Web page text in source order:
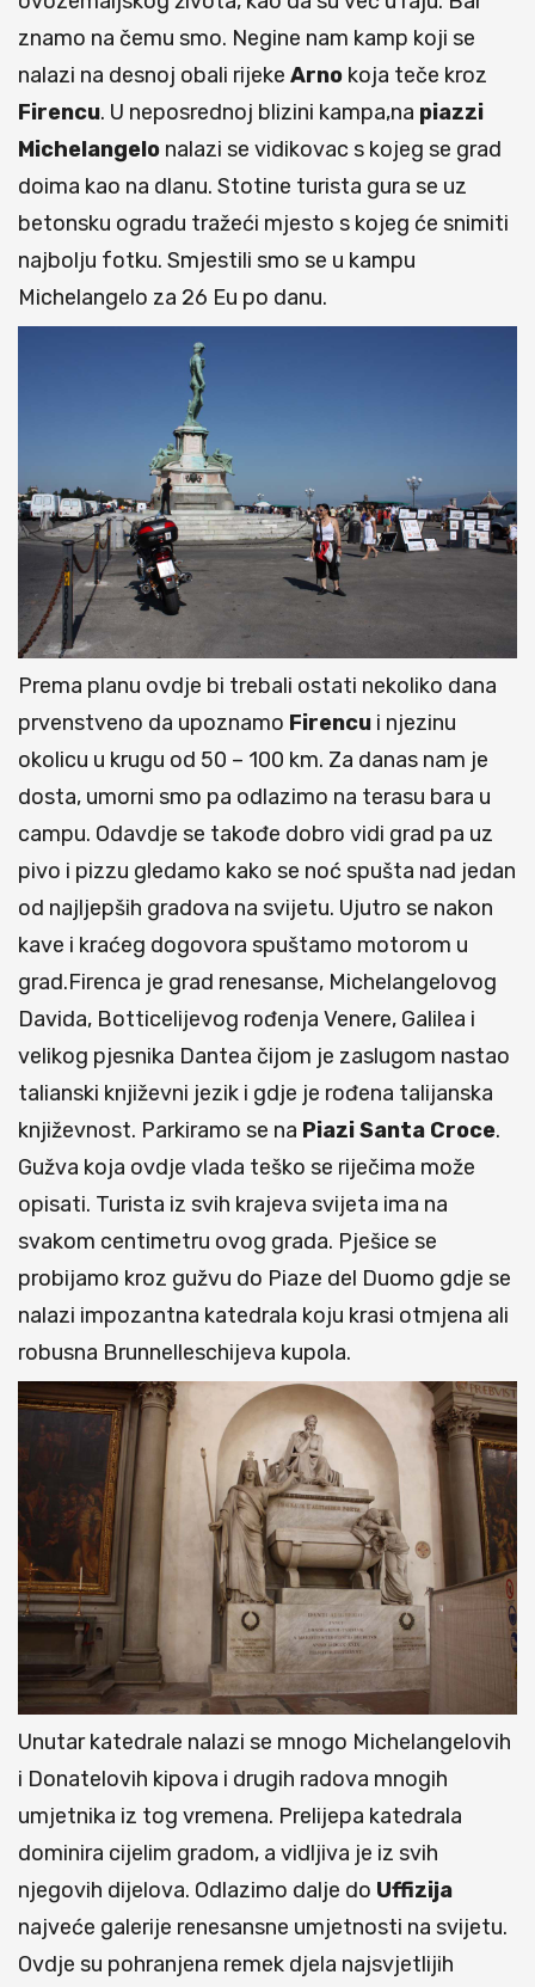
znamo na čemu smo. Negine nam kamp koji se
nalazi na desnoj obali rijeke Arno koja teče kroz
Firencu. U neposrednoj blizini kampa,na piazzi
Michelangelo nalazi se vidikovac s kojeg se grad
doima kao na dlanu. Stotine turista gura se uz
betonsku ogradu tražeći mjesto s kojeg će snimiti
najbolju fotku. Smjestili smo se u kampu
Michelangelo za 26 Eu po danu.
Prema planu ovdje bi trebali ostati nekoliko dana
prvenstveno da upoznamo Firencu i njezinu
okolicu u krugu od 50 – 100 km. Za danas nam je
dosta, umorni smo pa odlazimo na terasu bara u
campu. Odavdje se takođe dobro vidi grad pa uz
pivo i pizzu gledamo kako se noć spušta nad jedan
od najljepših gradova na svijetu. Ujutro se nakon
kave i kraćeg dogovora spuštamo motorom u
grad.Firenca je grad renesanse, Michelangelovog
Davida, Botticelijevog rođenja Venere, Galilea i
velikog pjesnika Dantea čijom je zaslugom nastao
talianski književni jezik i gdje je rođena talijanska
književnost. Parkiramo se na PiaziSanta Croce.
Gužva koja ovdje vlada teško se riječima može
opisati. Turista iz svih krajeva svijeta ima na
svakom centimetru ovog grada. Pješice se
probijamo kroz gužvu do Piaze del Duomo gdje se
nalazi impozantna katedrala koju krasi otmjena ali
robusna Brunnelleschijeva kupola.
Unutar katedrale nalazi se mnogo Michelangelovih
i Donatelovih kipova i drugih radova mnogih
umjetnika iz tog vremena. Prelijepa katedrala
dominira cijelim gradom, a vidljiva je iz svih
njegovih dijelova. Odlazimo dalje do Uffizija
najveće galerije renesansne umjetnosti na svijetu.
Ovdje su pohranjena remek djela najsvjetlijih